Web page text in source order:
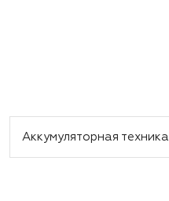
Аккумуляторная техника